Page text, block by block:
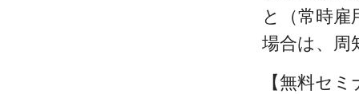
と（常時雇
場合は、周
【無料セ